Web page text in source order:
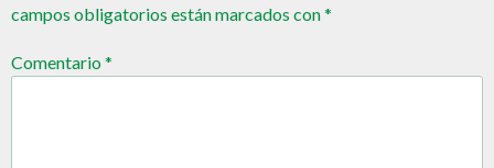
campos obligatorios están marcados con*
Comentario*